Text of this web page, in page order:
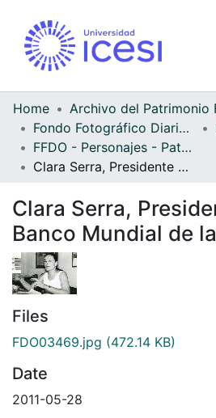
Home
Fondo Fotográfico Diario Occidente
FFDO - Personajes - Patrimonial
Clara Serra, Presidente del Banco Mundial de la Mujer
Clara Serra,
Banco Mundial de
Files
FDO03469.jpg (472.14 KB)
Date
2011-05-28